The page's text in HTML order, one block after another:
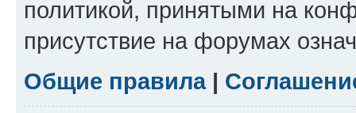
политикой, принятыми на
присутствие на форумах
Общие правила|